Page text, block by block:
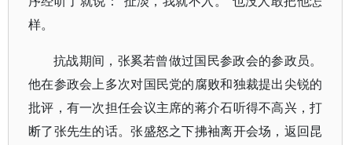
样。
抗战期间，张奚若曾做过国民参政会的参政员。
他在参政会上多次对国民党的腐败和独裁提出尖锐的
批评，有一次担任会议主席的蒋介石听得不高兴，打
断了张先生的话。张盛怒之下拂袖离开会场，返回昆